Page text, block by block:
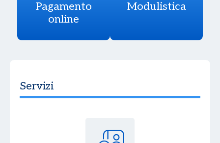
Pagamento
online
Modulistica
Servizi